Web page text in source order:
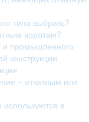
типа выбрать?
воротам?
промышленного
конструкции
– откатным или
в